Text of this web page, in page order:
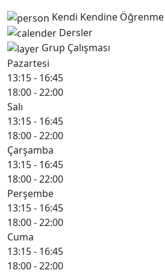
Kendi Kendine Öğrenme
Dersler
Grup Çalışması
Pazartesi
13:15 - 16:45
18:00 - 22:00
Salı
13:15 - 16:45
18:00 - 22:00
Çarşamba
13:15 - 16:45
18:00 - 22:00
Perşembe
13:15 - 16:45
18:00 - 22:00
Cuma
13:15 - 16:45
18:00 - 22:00